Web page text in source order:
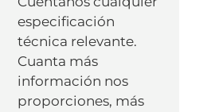
especificación
técnica relevante.
Cuanta más
información nos
proporciones, más